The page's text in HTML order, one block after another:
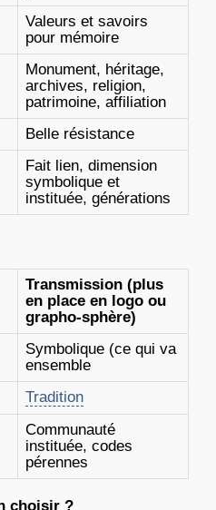
Valeurs et savoirs
pour mémoire
Monument, héritage,
archives, religion,
patrimoine, affiliation
Belle résistance
Fait lien, dimension
symbolique et
instituée, générations
Transmission (plus
en place en logo ou
grapho-sphère)
Symbolique (ce qui va
ensemble
Tradition
Communauté
instituée, codes
pérennes
choisir ?